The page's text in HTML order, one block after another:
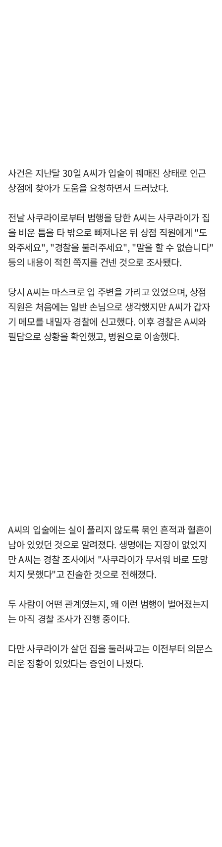
사건은 지난달 30일 A씨가 입술이 꿰매진 상태로 인근
상점에 찾아가 도움을 요청하면서 드러났다.
전날 사쿠라이로부터 범행을 당한 A씨는 사쿠라이가 집
을 비운 틈을 타 밖으로 빠져나온 뒤 상점 직원에게 "도
와주세요", "경찰을 불러주세요", "말을 할 수 없습니다"
등의 내용이 적힌 쪽지를 건넨 것으로 조사됐다.
당시 A씨는 마스크로 입 주변을 가리고 있었으며, 상점
직원은 처음에는 일반 손님으로 생각했지만 A씨가 갑자
기 메모를 내밀자 경찰에 신고했다. 이후 경찰은 A씨와
필담으로 상황을 확인했고, 병원으로 이송했다.
A씨의 입술에는 실이 풀리지 않도록 묶인 흔적과 혈흔이
남아 있었던 것으로 알려졌다. 생명에는 지장이 없었지
만 A씨는 경찰 조사에서 "사쿠라이가 무서워 바로 도망
치지 못했다"고 진술한 것으로 전해졌다.
두 사람이 어떤 관계였는지, 왜 이런 범행이 벌어졌는지
는 아직 경찰 조사가 진행 중이다.
다만 사쿠라이가 살던 집을 둘러싸고는 이전부터 의문스
러운 정황이 있었다는 증언이 나왔다.